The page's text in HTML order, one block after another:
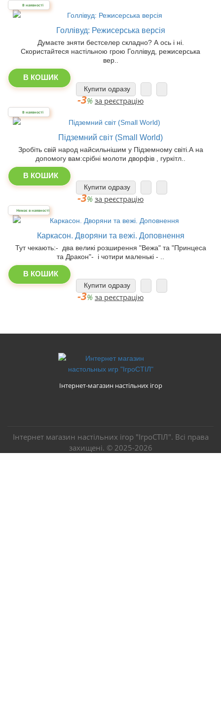
В наявності
Голлівуд: Режисерська версія
Думаєте зняти бестселер складно? А ось і ні.
Скористайтеся настільною грою Голлівуд, режисерська
вер..
В КОШИК
Купити одразу
-3% за реєстрацію
В наявності
Підземний світ (Small World)
Зробіть свій народ найсильнішим у Підземному світі.А на
допомогу вам:срібні молоти дворфів , гуркітл..
В КОШИК
Купити одразу
-3% за реєстрацію
Немає в наявності
Каркасон. Дворяни та вежі. Доповнення
Тут чекають:- два великі розширення "Вежа" та "Принцеса
та Дракон"- і чотири маленькі - ..
В КОШИК
Купити одразу
-3% за реєстрацію
Інтернет-магазин настільних ігор
Інтернет магазин настільних ігор "ІгроСТІЛ". Всі права
захищені. © 2025-2026